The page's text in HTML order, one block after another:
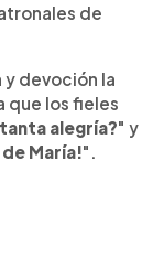
de
y devoción la
que los fieles
alegría?" y
María!".